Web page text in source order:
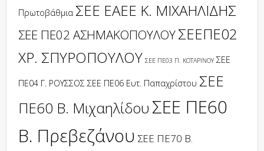
Πρωτοβάθμια ΣΕΕ ΕΑΕΕ Κ. ΜΙΧΑΗΛΙΔΗΣ
ΣΕΕ ΠΕ02 ΑΣΗΜΑΚΟΠΟΥΛΟΥΣΕΕΠΕ02
ΧΡ. ΣΠΥΡΟΠΟΥΛΟΥ ΣΕΕ ΠΕ03 Π. ΚΟΤΑΡΙΝΟΥ ΣΕΕ
ΠΕ04 Γ. ΡΟΥΣΣΟΣ ΣΕΕ ΠΕ06 Ευτ. Παπαχρίστου ΣΕΕ
ΠΕ60 Β. Μιχαηλίδου ΣΕΕ ΠΕ60
Β. Πρεβεζάνου ΣΕΕ ΠΕ70 Β.